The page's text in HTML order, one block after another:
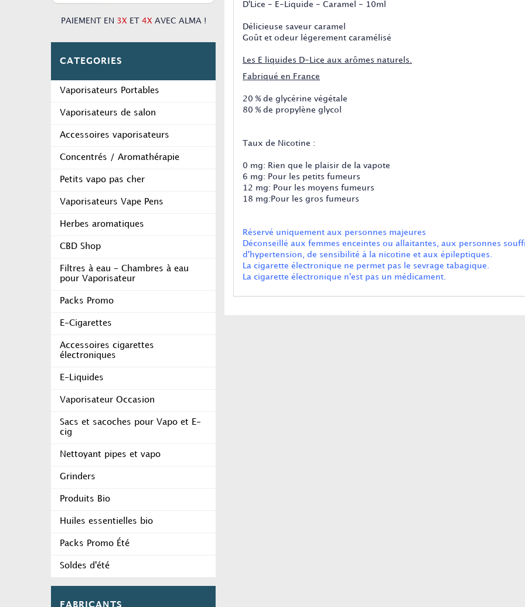
PAIEMENT EN 3X ET 4X AVEC ALMA !
CATEGORIES
Vaporisateurs Portables
Vaporisateurs de salon
Accessoires vaporisateurs
Concentrés / Aromathérapie
Petits vapo pas cher
Vaporisateurs Vape Pens
Herbes aromatiques
CBD Shop
Filtres à eau - Chambres à eau
pour Vaporisateur
Packs Promo
E-Cigarettes
Accessoires cigarettes
électroniques
E-Liquides
Vaporisateur Occasion
Sacs et sacoches pour Vapo et E-
cig
Nettoyant pipes et vapo
Grinders
Produits Bio
Huiles essentielles bio
Packs Promo Été
Soldes d'été
D'Lice - E-Liquide - Caramel - 10ml
Délicieuse saveur caramel
Goût et odeur légerement caramélisé
Les E liquides D-Lice aux arômes naturels.
Fabriqué en France
20 % de glycérine végétale
80 % de propylène glycol
Taux de Nicotine :
0 mg: Rien que le plaisir de la vapote
6 mg: Pour les petits fumeurs
12 mg: Pour les moyens fumeurs
18 mg:Pour les gros fumeurs
Réservé uniquement aux personnes majeures
Déconseillé aux femmes enceintes ou allaitantes, aux personnes
d'hypertension, de sensibilité à la nicotine et aux épileptiques.
La cigarette électronique ne permet pas le sevrage tabagique.
La cigarette électronique n'est pas un médicament.